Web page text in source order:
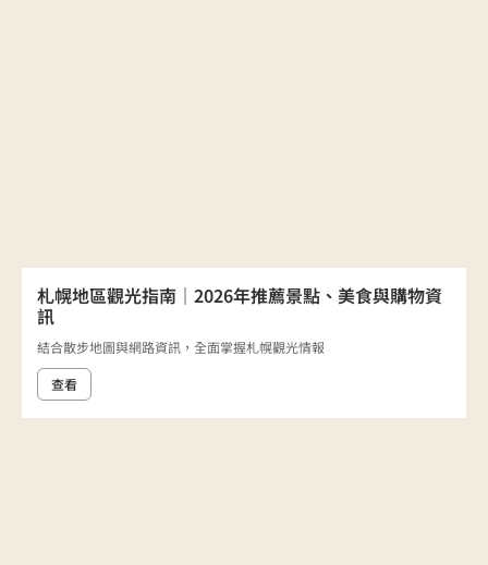
札幌地區觀光指南｜2026年推薦景點、美食與購物資
訊
結合散步地圖與網路資訊，全面掌握札幌觀光情報
查看